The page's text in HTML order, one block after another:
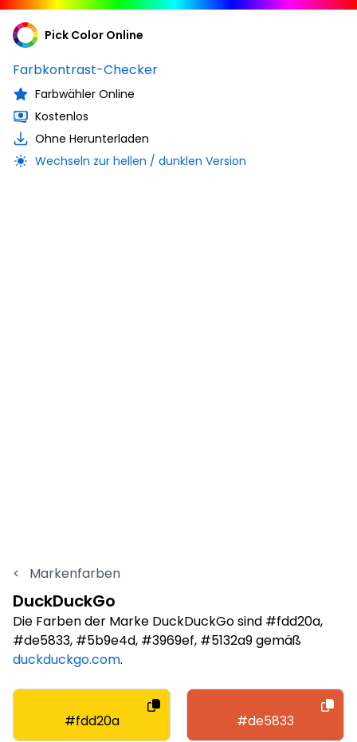
Pick Color Online
Farbkontrast-Checker
Farbwähler Online
Kostenlos
Ohne Herunterladen
Wechseln zur hellen / dunklen Version
< Markenfarben
DuckDuckGo
Die Farben der Marke DuckDuckGo sind #fdd20a,
#de5833, #5b9e4d, #3969ef, #5132a9 gemäß
duckduckgo.com.
#fdd20a #de5833